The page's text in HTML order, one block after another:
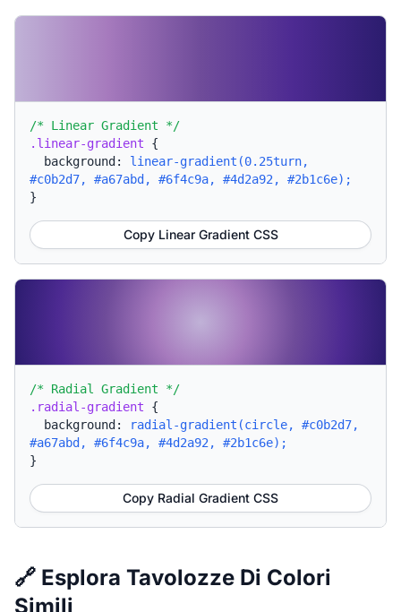
/* Linear Gradient */
.linear-gradient {
background: linear-gradient(0.25turn,
#c0b2d7, #a67abd, #6f4c9a, #4d2a92, #2b1c6e);
}
Copy Linear Gradient CSS
/* Radial Gradient */
.radial-gradient {
background:
radial-gradient(circle, #c0b2d7,
#a67abd, #6f4c9a, #4d2a92, #2b1c6e);
}
Copy Radial Gradient CSS
🔗 Esplora Tavolozze Di Colori
Simili